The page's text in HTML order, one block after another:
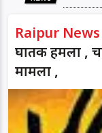
Raipur News
घातक हमला ,
मामला ,